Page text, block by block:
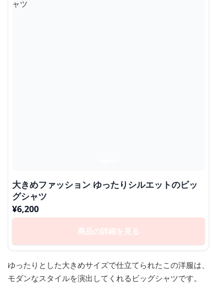
大きめファッション ゆったりシルエットのビッ
グシャツ
¥6,200
商品の詳細を見る
ゆったりとした大きめサイズで仕立てられたこの洋服は、
モダンなスタイルを演出してくれるビッグシャツです。